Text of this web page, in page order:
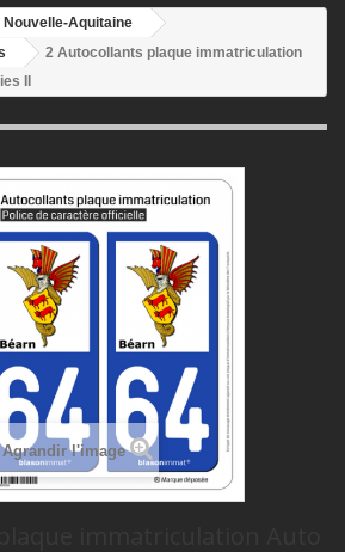
Nouvelle-Aquitaine
2 Autocollants plaque immatriculation
II
Agrandir l'image